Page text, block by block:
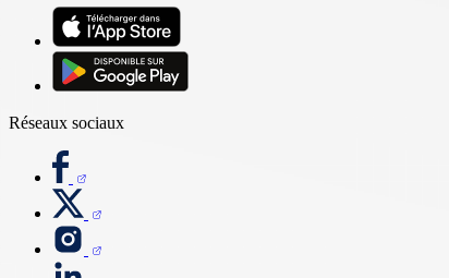
Réseaux sociaux